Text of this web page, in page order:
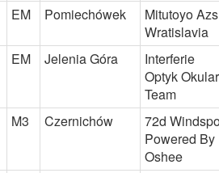
EM Pomiechówek
Mitutoyo Azs
Wratislavia
EM Jelenia Góra
Interferie
Optyk Okular
Team
M3 Czernichów
72d
Powered By
Oshee